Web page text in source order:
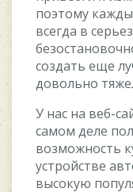
поэтому
всегда в
создать еще
довольно
У нас на веб-
самом деле
возможность
устройстве
высокую